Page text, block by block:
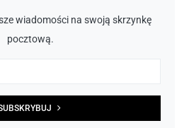
wiadomości na swoją skrzynkę
pocztową.